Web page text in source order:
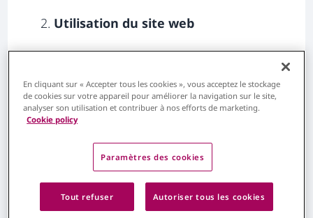
Utilisation du site web
web sont des informations générales
relatives aux troubles respiratoires.
accéder à leurs risques et périls au site
web et à son contenu. Ni Chiesi ni
aucune tierce partie impliquée dans le
développement, la production, la
En cliquant sur « Accepter tous les cookies », vous acceptez le stockage
de cookies sur votre appareil pour améliorer la navigation sur le site,
analyser son utilisation et contribuer à nos efforts de marketing.
Cookie policy
Paramètres des cookies
Tout refuser Autoriser tous les cookies